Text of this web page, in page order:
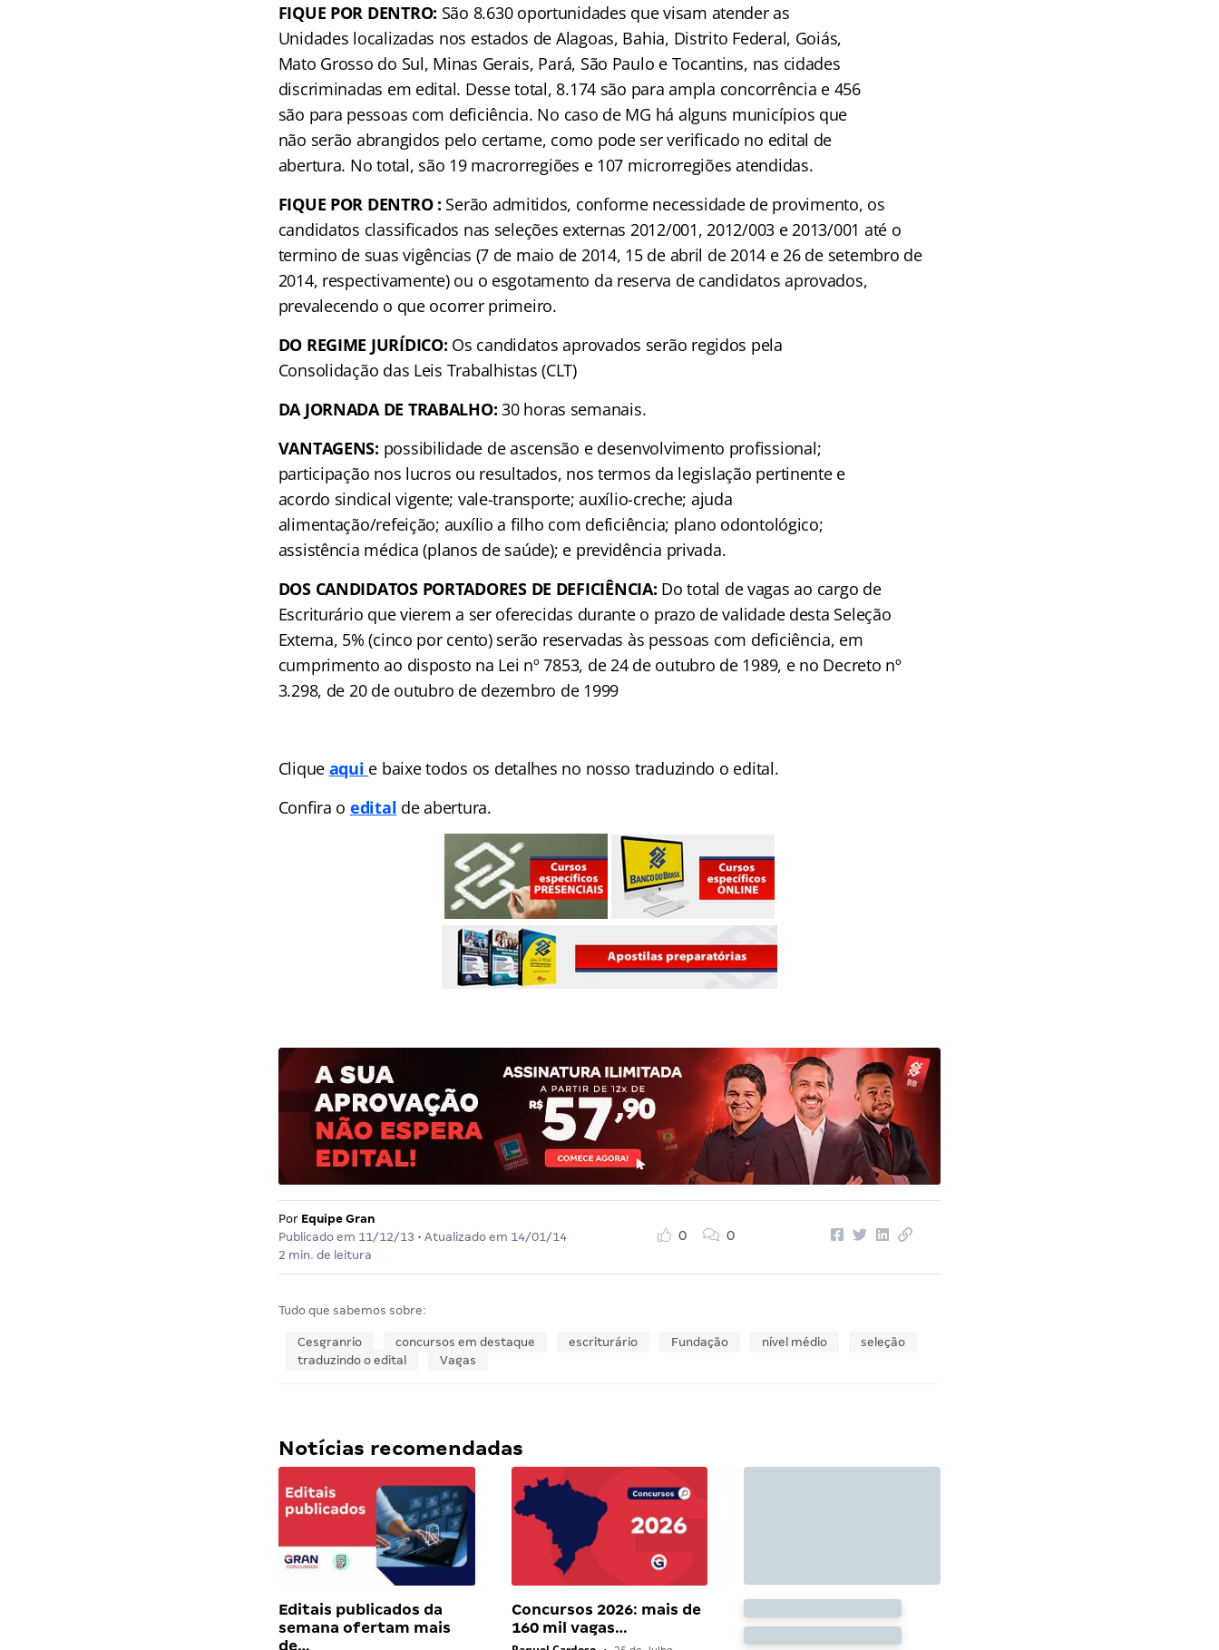
FIQUE POR DENTRO: São 8.630 oportunidades que visam atender as
Unidades localizadas nos estados de Alagoas, Bahia, Distrito Federal, Goiás,
Mato Grosso do Sul, Minas Gerais, Pará, São Paulo e Tocantins, nas cidades
discriminadas em edital. Desse total, 8.174 são para ampla concorrência e 456
são para pessoas com deficiência. No caso de MG há alguns municípios que
não serão abrangidos pelo certame, como pode ser verificado no edital de
abertura. No total, são 19 macrorregiões e 107 microrregiões atendidas.
FIQUE POR DENTRO : Serão admitidos, conforme necessidade de provimento, os
candidatos classificados nas seleções externas 2012/001, 2012/003 e 2013/001 até o
termino de suas vigências (7 de maio de 2014, 15 de abril de 2014 e 26 de setembro de
2014, respectivamente) ou o esgotamento da reserva de candidatos aprovados,
prevalecendo o que ocorrer primeiro.
DO REGIME JURÍDICO: Os candidatos aprovados serão regidos pela
Consolidação das Leis Trabalhistas (CLT)
DA JORNADA DE TRABALHO: 30 horas semanais.
VANTAGENS: possibilidade de ascensão e desenvolvimento profissional;
participação nos lucros ou resultados, nos termos da legislação pertinente e
acordo sindical vigente; vale-transporte; auxílio-creche; ajuda
alimentação/refeição; auxílio a filho com deficiência; plano odontológico;
assistência médica (planos de saúde); e previdência privada.
DOS CANDIDATOS PORTADORES DE DEFICIÊNCIA: Do total de vagas ao cargo de
Escriturário que vierem a ser oferecidas durante o prazo de validade desta Seleção
Externa, 5% (cinco por cento) serão reservadas às pessoas com deficiência, em
cumprimento ao disposto na Lei nº 7853, de 24 de outubro de 1989, e no Decreto nº
3.298, de 20 de outubro de dezembro de 1999
Clique aqui e baixe todos os detalhes no nosso traduzindo o edital.
Confira o edital de abertura.
Por Equipe Gran
Publicado em 11/12/13 • Atualizado em 14/01/14
2 min. de leitura
0 0
Tudo que sabemos sobre:
Cesgranrio concursos em destaque escriturário Fundação nível médio
seleção
traduzindo o edital
Vagas
Notícias recomendadas
Editais publicados da
semana ofertam mais
de…
Concursos 2026: mais de
160 mil vagas…